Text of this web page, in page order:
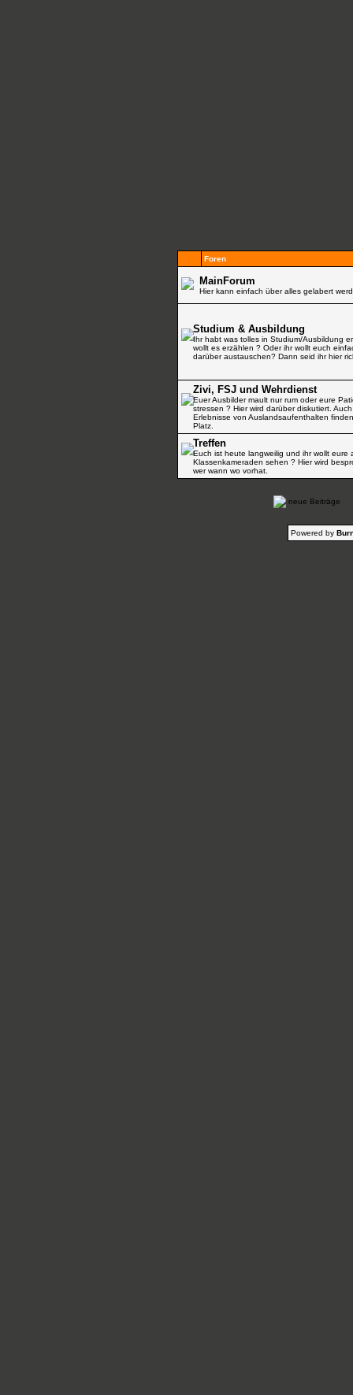
Foren
MainForum
Hier kann einfach über alles gelabert
Studium & Ausbildung
Ihr habt was tolles in Studium/Ausbildung
wollt es erzählen ? Oder ihr wollt euch
darüber austauschen? Dann seid ihr hier
Zivi, FSJ und Wehrdienst
Euer Ausbilder mault nur rum oder eure
stressen ? Hier wird darüber diskutiert. Auch
Erlebnisse von Auslandsaufenthalten
Platz.
Treffen
Euch ist heute langweilig und ihr wollt eure
Klassenkameraden sehen ? Hier wird
wer wann wo vorhat.
neue Beiträge
Powered by